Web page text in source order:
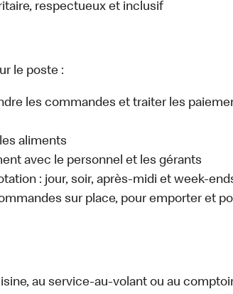
respectueux et inclusif
le poste :
les commandes et traiter les
aliments
avec le personnel et les gérants
: jour, soir, après-midi et week-
sur place, pour emporter et
au service-au-volant ou au